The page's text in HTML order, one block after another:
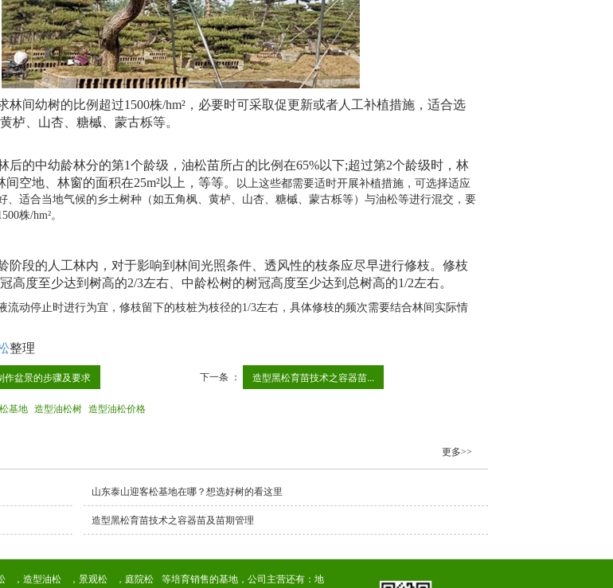
林间幼树的比例超过1500株/hm²，必要时可采取促更新或者人工补植措施，适合选
栌、山杏、糖槭、蒙古栎等。
后的中幼龄林分的第1个龄级， 油松苗所占的比例在65%以下;超过第2个龄级时，林
间空地、林窗的面积在25m²以上，等等。
以上这些都需要适时开展补植措施，可选择适应
、适合当地气候的乡土树种（如五角枫、黄栌、山杏、糖槭、蒙古栎等）与油松等进行混交，要
株/hm²。
阶段的 人工林内，对于影响到林间光照条件、透风性的枝条应尽早进行修枝。修枝
高度至少达到树高的2/3左右、中龄松树的树冠高度至少达到总树高的1/2左右。
流动停止时进行为宜，修枝留下的枝桩为枝径的1/3左右，具体修枝的频次需要结合林间实际情
整理
作盆景的步骤及要求 下一条 ： 造型黑松育苗技术之容器苗...
基地 造型油松树 造型油松价格
更多>>
山东泰山迎客松基地在哪？想选好树的看这里
造型黑松育苗技术之容器苗及苗期管理
， 造型油松 ， 景观松 ， 庭院松 等培育销售的基地，公司主营还有： 地